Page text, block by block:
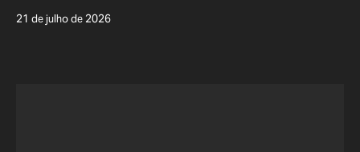
21 de julho de 2026